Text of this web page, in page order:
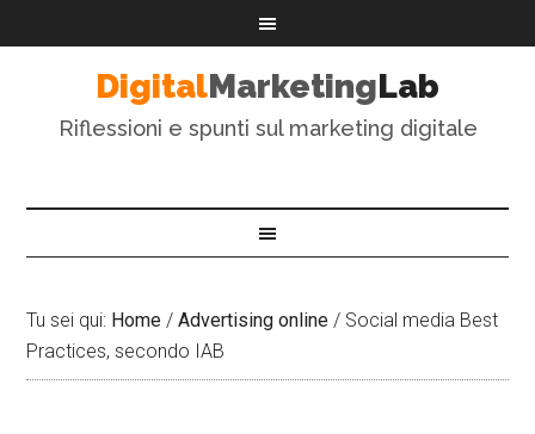
DigitalMarketingLab
Riflessioni e spunti sul marketing digitale
Tu sei qui: Home / Advertising online / Social media Best
Practices, secondo IAB